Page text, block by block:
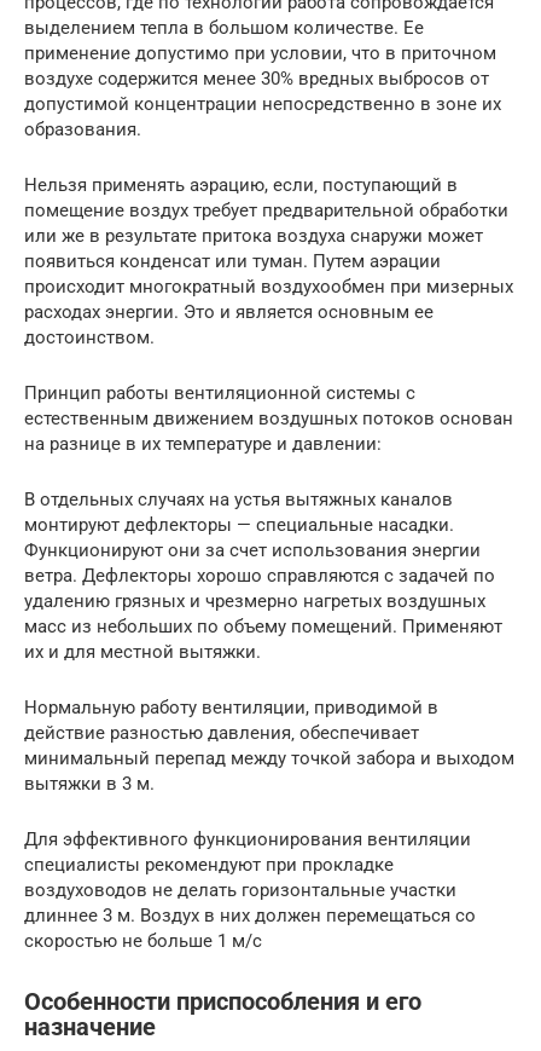
выделением тепла в большом количестве. Ее
применение допустимо при условии, что в приточном
воздухе содержится менее 30% вредных выбросов от
допустимой концентрации непосредственно в зоне их
образования.
Нельзя применять аэрацию, если‚ поступающий в
помещение воздух требует предварительной обработки
или же в результате притока воздуха снаружи может
появиться конденсат или туман. Путем аэрации
происходит многократный воздухообмен при мизерных
расходах энергии. Это и является основным ее
достоинством.
Принцип работы вентиляционной системы с
естественным движением воздушных потоков основан
на разнице в их температуре и давлении:
В отдельных случаях на устья вытяжных каналов
монтируют дефлекторы — специальные насадки.
Функционируют они за счет использования энергии
ветра. Дефлекторы хорошо справляются с задачей по
удалению грязных и чрезмерно нагретых воздушных
масс из небольших по объему помещений. Применяют
их и для местной вытяжки.
Нормальную работу вентиляции, приводимой в
действие разностью давления‚ обеспечивает
минимальный перепад между точкой забора и выходом
вытяжки в 3 м.
Для эффективного функционирования вентиляции
специалисты рекомендуют при прокладке
воздуховодов не делать горизонтальные участки
длиннее 3 м. Воздух в них должен перемещаться со
скоростью не больше 1 м/с
Особенности приспособления и его
назначение